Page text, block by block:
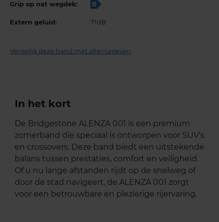
Grip op nat wegdek: B
Extern geluid: 71dB
Vergelijk deze band met alternatieven
In het kort
De Bridgestone ALENZA 001 is een premium
zomerband die speciaal is ontworpen voor SUV's
en crossovers. Deze band biedt een uitstekende
balans tussen prestaties, comfort en veiligheid.
Of u nu lange afstanden rijdt op de snelweg of
door de stad navigeert, de ALENZA 001 zorgt
voor een betrouwbare en plezierige rijervaring.